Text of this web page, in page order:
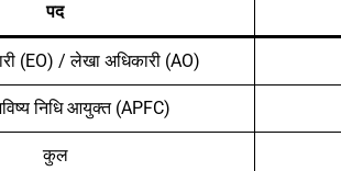
पद
(EO) / लेखा अधिकारी (AO)
निधि आयुक्त (APFC)
कुल